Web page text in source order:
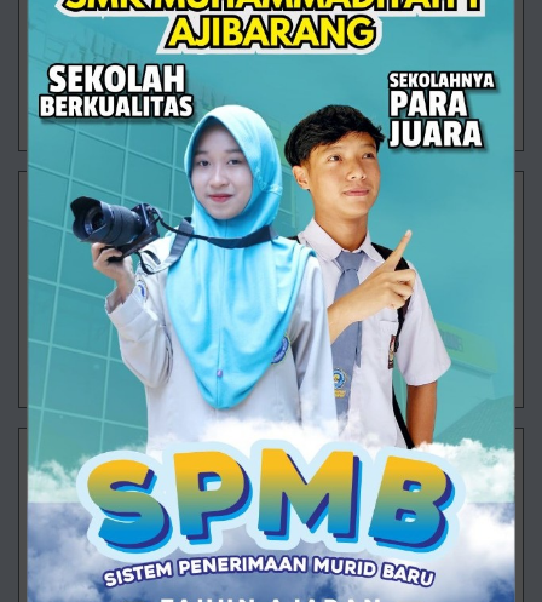
mencari nafkah, tetapi juga mengajarkan cara
menemukan berkah." Masih pagi ketika langkah-
langkah para siswa mulai memenuhi halaman SMK
30/07/2026 08:31 - Oleh Administrator - Dilihat 103 kali
Saat Sekolah Mengajarkan Arti Sebuah Tabungan
SMK Muhammadiyah 1 Ajibarang terus menghadirkan
berbagai program yang tidak hanya berfokus pada
pencapaian akademik, tetapi juga membentuk
karakter dan kecakapan hidup peserta didik. Sa
30/07/2026 08:17 - Oleh Administrator - Dilihat 89 kali
Langkah Besar Dimulai
Ajibarang – Semangat baru mengawali aktivitas
pembelajaran di SMK Muhammadiyah 1 Ajibarang
pada Senin (20/7/2026). Untuk pertama kalinya
setelah rangkaian Masa Pengenalan Lingkung